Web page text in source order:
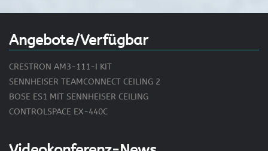
Angebote/Verfügbar
CRESTRON AM3-111-I KIT
SENNHEISER TEAMCONNECT CEILING 2
BOSE ES1 MIT SENNHEISER CEILING
CONTROLSPACE EX-440C